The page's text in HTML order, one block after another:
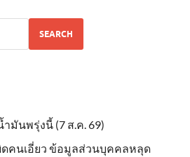
SEARCH
มันพรุ่งนี้ (7 ส.ค. 69)
ดคนเอี่ยว ข้อมูลส่วนบุคคลหลุด